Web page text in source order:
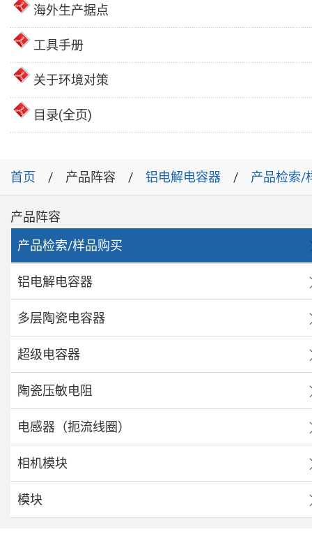
海外生产据点
工具手册
关于环境对策
目录(全页)
首页 产品阵容 铝电解电容器 产品检索/
产品阵容
产品检索/样品购买
铝电解电容器
多层陶瓷电容器
超级电容器
陶瓷压敏电阻
电感器（扼流线圈）
相机模块
模块